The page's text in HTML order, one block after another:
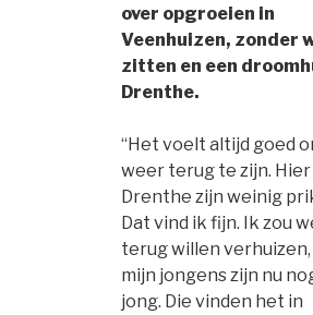
over opgroeien in
Veenhuizen, zonder
zitten en een
Drenthe.
“Het voelt altijd goed
weer terug te zijn. Hier
Drenthe zijn weinig
Dat vind ik fijn. Ik zou
terug willen verhuizen,
mijn jongens zijn nu
jong. Die vinden het in